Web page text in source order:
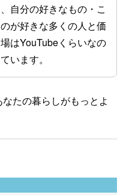
自分の好きなもの・こ
が好きな多くの人と価
はYouTubeくらいなの
います。
たの暮らしがもっとよ